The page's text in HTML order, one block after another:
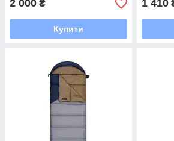
2 000 ₴
Купити
1 410